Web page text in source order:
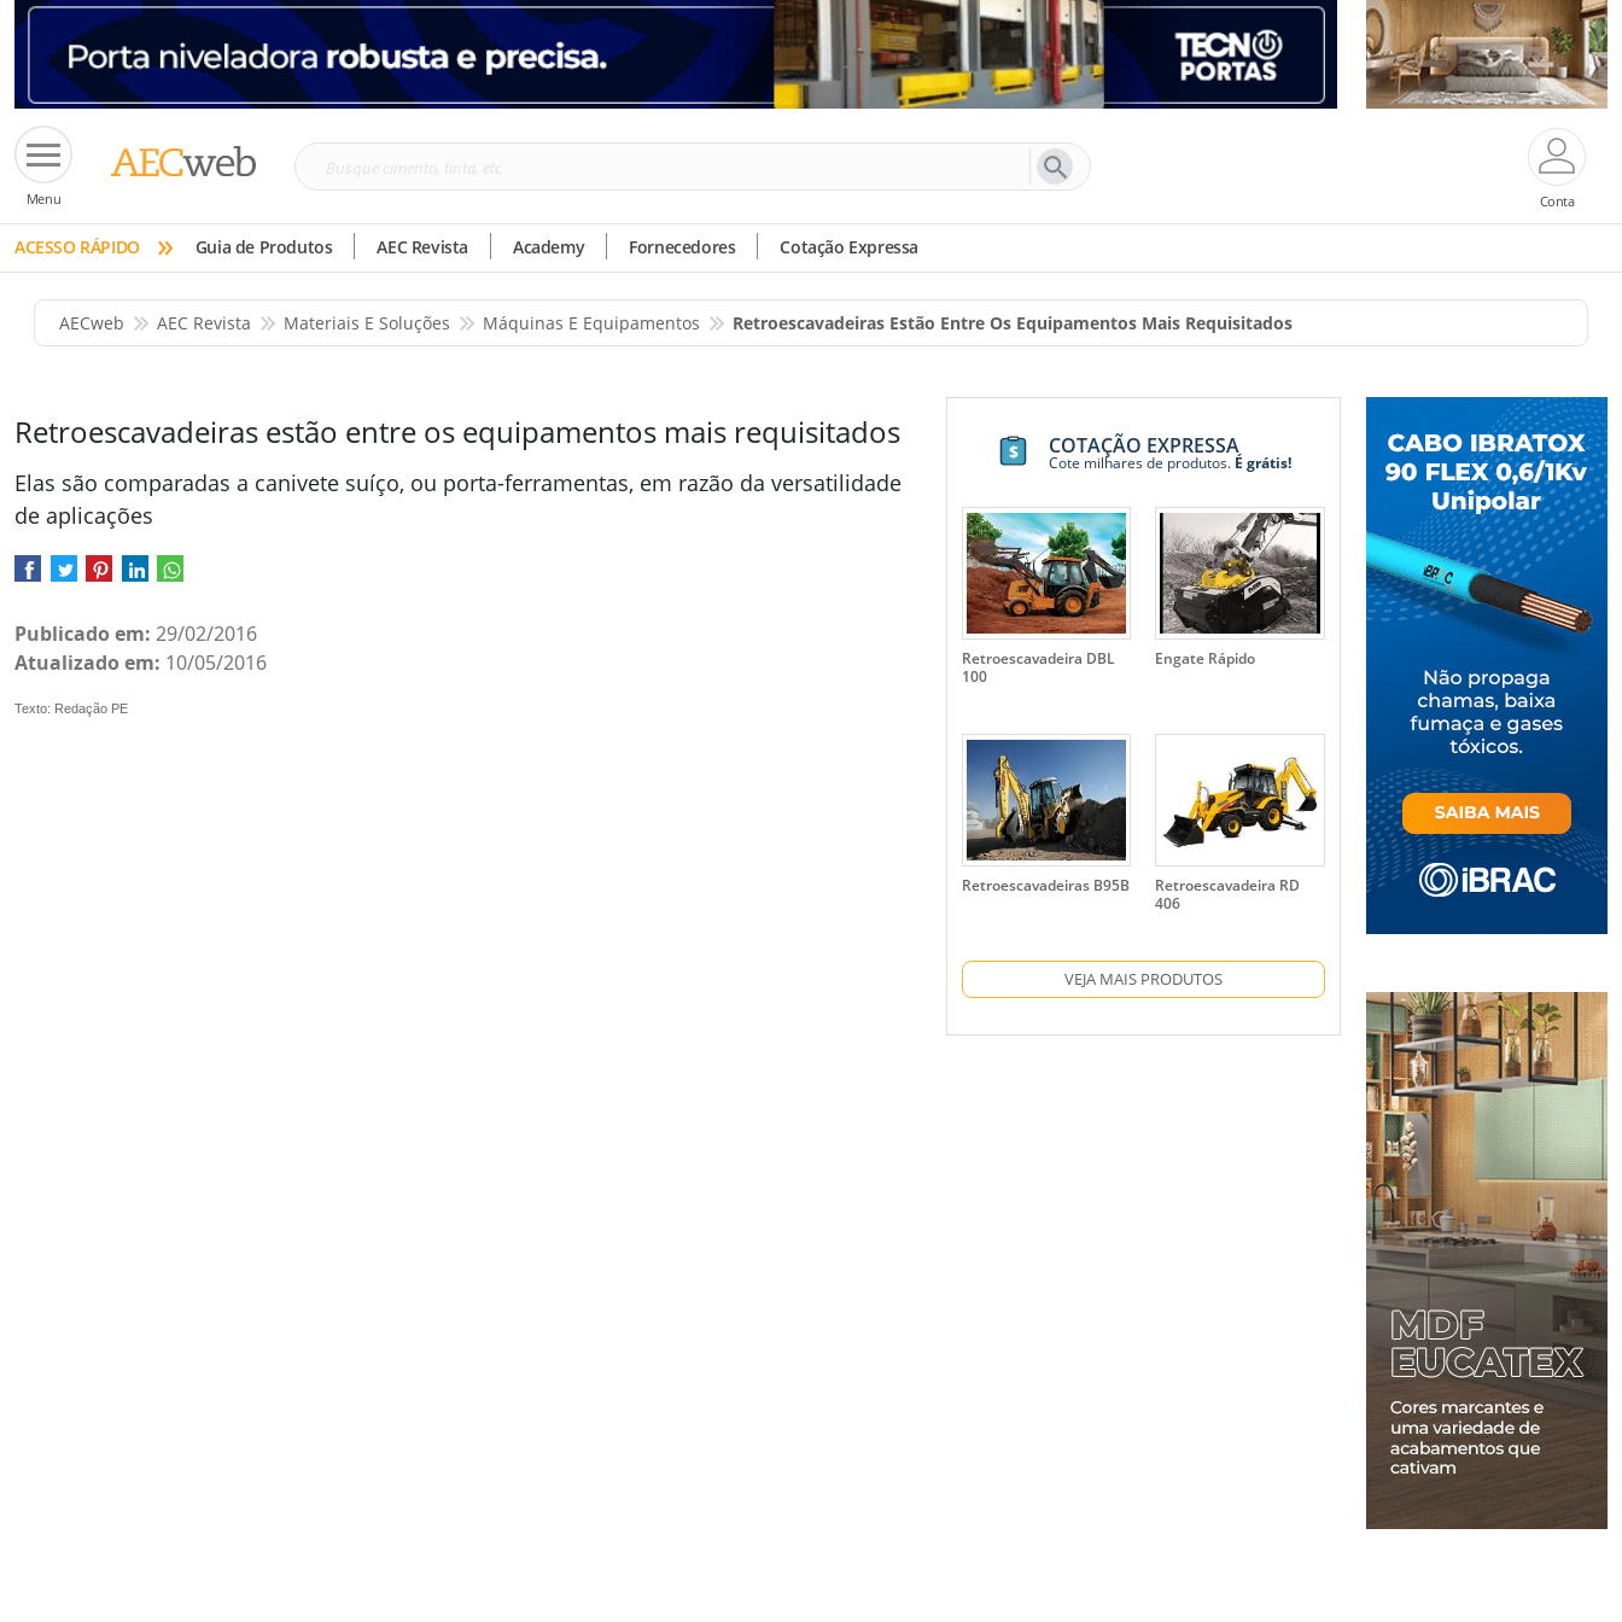
Menu
Busque
tinta,
etc
Conta
ACESSO RÁPIDO » Guia de Produtos AEC Revista Academy Fornecedores Cotação Expressa
AECweb AEC Revista Materiais E Soluções Máquinas E Equipamentos Retroescavadeiras Estão Entre Os Equipamentos Mais Requisitados
Retroescavadeiras estão entre os equipamentos mais requisitados
Elas são comparadas a canivete suíço, ou porta-ferramentas, em razão da versatilidade
de aplicações
Publicado em: 29/02/2016
Atualizado em: 10/05/2016
Texto: Redação PE
COTAÇÃO EXPRESSA
Cote milhares de produtos.É grátis!
Retroescavadeira DBL
100
Engate Rápido
Retroescavadeiras B95B
Retroescavadeira RD
406
VEJA MAIS PRODUTOS